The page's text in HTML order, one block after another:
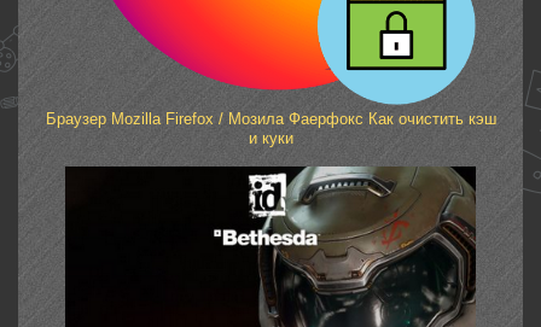
Браузер Mozilla Firefox / Мозила Фаерфокс Как очистить кэш
и куки